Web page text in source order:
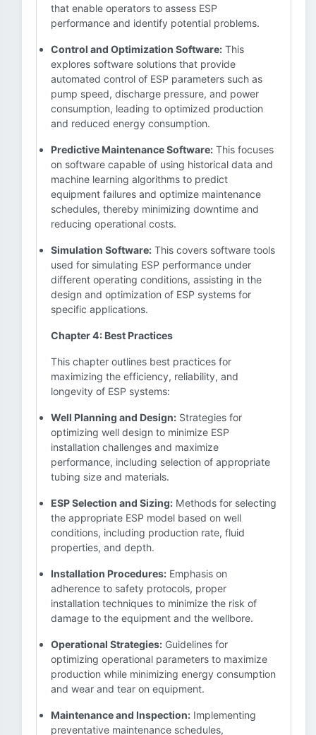
that enable operators to assess ESP
performance and identify potential problems.
Control and Optimization Software: This
explores software solutions that provide
automated control of ESP parameters such as
pump speed, discharge pressure, and power
consumption, leading to optimized production
and reduced energy consumption.
Predictive Maintenance Software: This focuses
on software capable of using historical data and
machine learning algorithms to predict
equipment failures and optimize maintenance
schedules, thereby minimizing downtime and
reducing operational costs.
Simulation Software: This covers software tools
used for simulating ESP performance under
different operating conditions, assisting in the
design and optimization of ESP systems for
specific applications.
Chapter 4: Best Practices
This chapter outlines best practices for
maximizing the efficiency, reliability, and
longevity of ESP systems:
Well Planning and Design: Strategies for
optimizing well design to minimize ESP
installation challenges and maximize
performance, including selection of appropriate
tubing size and materials.
ESP Selection and Sizing: Methods for selecting
the appropriate ESP model based on well
conditions, including production rate, fluid
properties, and depth.
Installation Procedures: Emphasis on
adherence to safety protocols, proper
installation techniques to minimize the risk of
damage to the equipment and the wellbore.
Operational Strategies: Guidelines for
optimizing operational parameters to maximize
production while minimizing energy consumption
and wear and tear on equipment.
Maintenance and Inspection: Implementing
preventative maintenance schedules,